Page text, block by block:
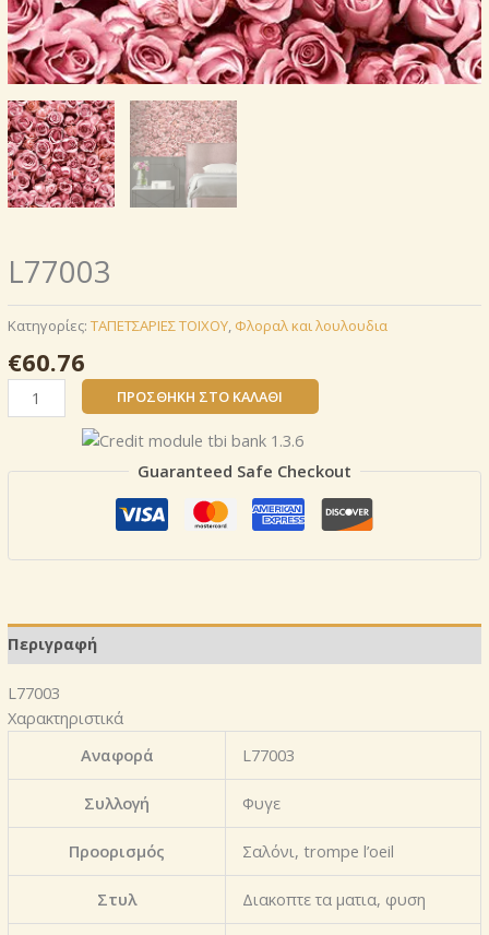
L77003
Κατηγορίες: ΤΑΠΕΤΣΑΡΙΕΣ ΤΟΙΧΟΥ Φλοραλ και λουλουδια
€60.76
L77003
ποσότητα
ΠΡΟΣΘΉΚΗ ΣΤΟ ΚΑΛΆΘΙ
Guaranteed Safe Checkout
Περιγραφή
L77003
Χαρακτηριστικά
Αναφορά
L77003
Συλλογή Φυγε
Προορισμός Σαλόνι, trompe l’oeil
Στυλ Διακοπτε τα ματια, φυση